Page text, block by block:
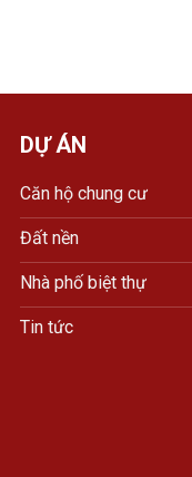
DỰ ÁN
Căn hộ chung cư
Đất nền
Nhà phố biệt thự
Tin tức